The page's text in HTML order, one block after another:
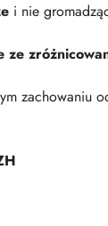
i nie
ze
zachowaniu